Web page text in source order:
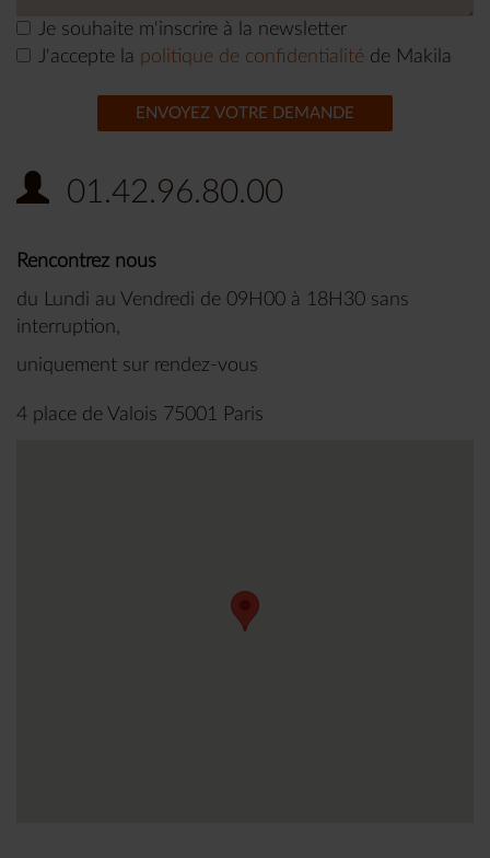
Je souhaite m'inscrire à la newsletter
J'accepte la politique de confidentialité de Makila
ENVOYEZ VOTRE DEMANDE
01.42.96.80.00
Rencontrez nous
du Lundi au Vendredi de 09H00 à 18H30 sans
interruption,
uniquement sur rendez-vous
4 place de Valois 75001 Paris